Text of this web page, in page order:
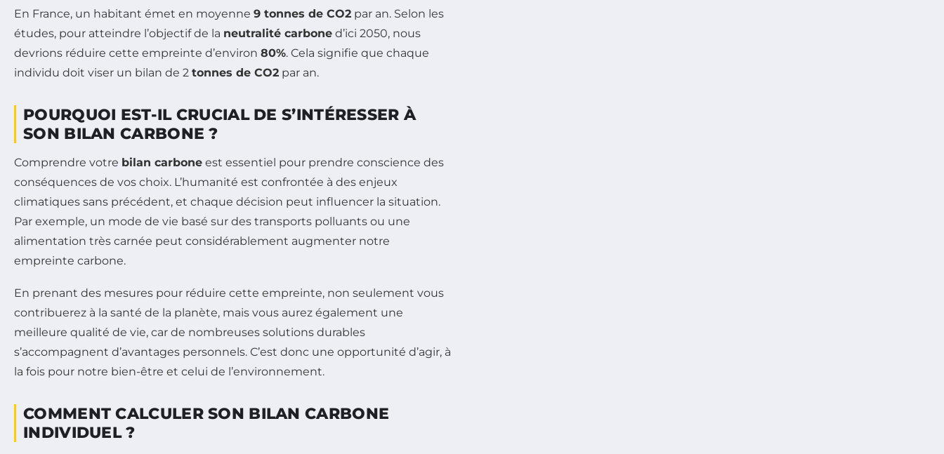
En France, un habitant émet en moyenne 9 tonnes de CO2 par an. Selon les
études, pour atteindre l’objectif de la neutralité carbone d’ici 2050, nous
devrions réduire cette empreinte d’environ 80%. Cela signifie que chaque
individu doit viser un bilan de 2 tonnes de CO2 par an.
POURQUOI EST-IL CRUCIAL DE S’INTÉRESSER À
SON BILAN CARBONE ?
Comprendre votre bilan carbone est essentiel pour prendre conscience des
conséquences de vos choix. L’humanité est confrontée à des enjeux
climatiques sans précédent, et chaque décision peut influencer la situation.
Par exemple, un mode de vie basé sur des transports polluants ou une
alimentation très carnée peut considérablement augmenter notre
empreinte carbone.
En prenant des mesures pour réduire cette empreinte, non seulement vous
contribuerez à la santé de la planète, mais vous aurez également une
meilleure qualité de vie, car de nombreuses solutions durables
s’accompagnent d’avantages personnels. C’est donc une opportunité d’agir, à
la fois pour notre bien-être et celui de l’environnement.
COMMENT CALCULER SON BILAN CARBONE
INDIVIDUEL ?